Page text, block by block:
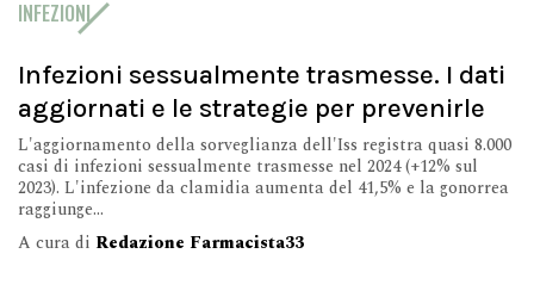
INFEZIONI
Infezioni sessualmente trasmesse. I dati
aggiornati e le strategie per prevenirle
L'aggiornamento della sorveglianza dell'Iss registra quasi 8.000
casi di infezioni sessualmente trasmesse nel 2024 (+12% sul
2023). L'infezione da clamidia aumenta del 41,5% e la gonorrea
raggiunge...
A cura di Redazione Farmacista33